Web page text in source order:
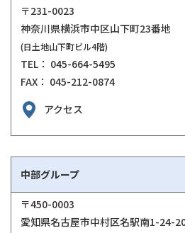
〒231-0023
神奈川県横浜市中区山下町23番地
(日土地山下町ビル4階)
TEL： 045-664-5495
FAX： 045-212-0874
アクセス
中部グループ
〒450-0003
愛知県名古屋市中村区名駅南1-24-